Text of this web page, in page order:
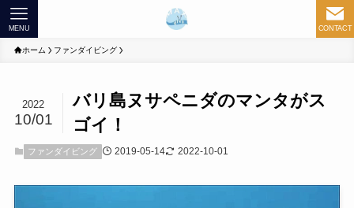
CONTACT
MENU
ホーム ファンダイビング
バリ島ヌサペニダのマンタがス
ゴイ！
2022
10/01
ファンダイビング 2019-05-14 2022-10-01